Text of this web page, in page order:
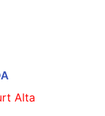
Alta